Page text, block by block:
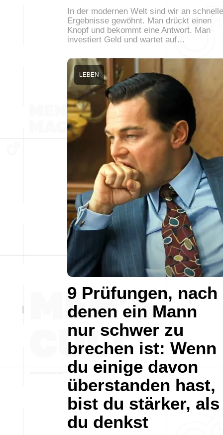
In der modernen Welt sind wir an schnelle
Ergebnisse gewöhnt. Man drückt einen
Knopf und bekommt eine Antwort. Man
investiert Geld und wartet auf…
9 Prüfungen, nach
denen ein Mann
nur schwer zu
brechen ist: Wenn
du einige davon
überstanden hast,
bist du stärker, als
du denkst
LEBEN